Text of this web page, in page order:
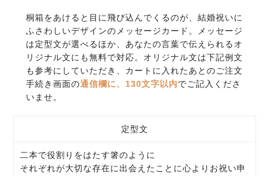
桐箱をあけると目に飛び込んでくるのが、結婚祝いに
ふさわしいデザインのメッセージカード。メッセージ
は定型文が選べるほか、あなたの言葉で伝えられるオ
リジナル文にも無料で対応。オリジナル文は下記例文
も参考にしていただき、カートに入れたあとのご注文
手続き画面の通信欄に、130文字以内でご記入くださ
いませ。
定型文
二本で役割りをはたす箸のように
それぞれが大切な存在に出会えたことに心よりお祝い申